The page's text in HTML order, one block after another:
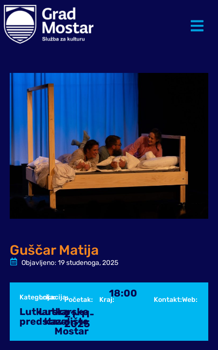
Guščar Matija
Objavljeno: 19 studenoga, 2025
Kategorija:
Lutkarska
predstava
Lokacija:
Lutkarsko
kazalište
Mostar
Početak:
21-11-
2025
Kraj:
18:00
Kontakt:Web: